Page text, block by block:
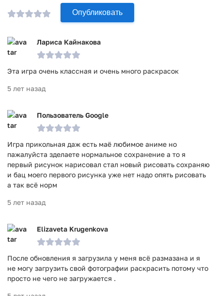
Загрузите приложение бесплатно на свое устройство
Андроид прямо сейчас, и вы поймете, каким может быть
Игра Anime Manga Pixel Art Coloring прошла проверку
последним сигнатурам заражения файлов не выявлено.
Опубликовать
Лариса Кайнакова
Эта игра очень классная и очень много раскрасок
5 лет назад
Пользователь Google
Игра прикольная даж есть маё любимое аниме но
пажалуйста зделаете нормальное сохранение а то я
первый рисунок нарисовал стал новый рисовать сохраняю
и бац моего первого рисунка уже нет надо опять рисовать
а так всё норм
5 лет назад
Elizaveta Krugenkova
После обновления я загрузила у меня всё размазана и я
не могу загрузить свой фотографии раскрасить потому что
просто не чего не загружается .